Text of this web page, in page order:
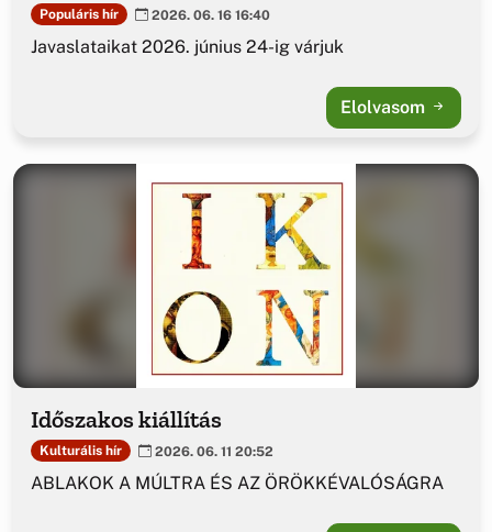
Populáris hír 2026. 06. 16 16:40
Javaslataikat 2026. június 24-ig várjuk
Elolvasom
Időszakos kiállítás
Kulturális hír 2026. 06. 11 20:52
ABLAKOK A MÚLTRA ÉS AZ ÖRÖKKÉVALÓSÁGRA